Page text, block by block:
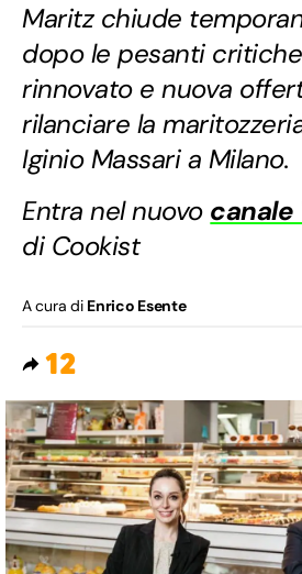
Maritz chiude
dopo le pesanti
rinnovato e nuova
rilanciare la
Iginio Massari a Milano.
Entra nel nuovo
di Cookist
A cura di Enrico Esente
12